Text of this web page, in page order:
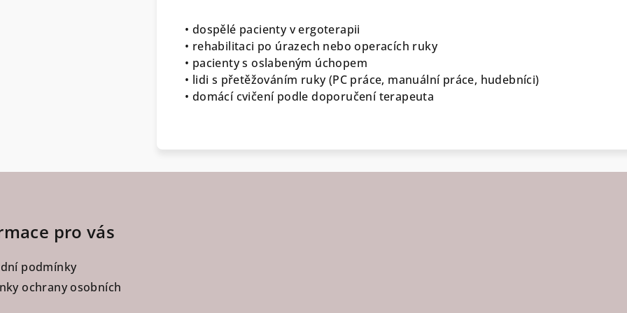
• dospělé pacienty v ergoterapii
• rehabilitaci po úrazech nebo operacích ruky
• pacienty s oslabeným úchopem
• lidi s přetěžováním ruky (PC práce, manuální práce, hudebníci)
• domácí cvičení podle doporučení terapeuta
pro vás
podmínky
ochrany osobních